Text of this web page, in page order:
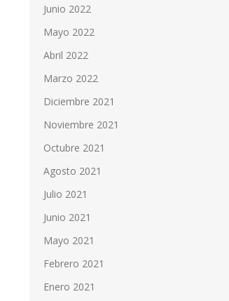
Junio 2022
Mayo 2022
Abril 2022
Marzo 2022
Diciembre 2021
Noviembre 2021
Octubre 2021
Agosto 2021
Julio 2021
Junio 2021
Mayo 2021
Febrero 2021
Enero 2021